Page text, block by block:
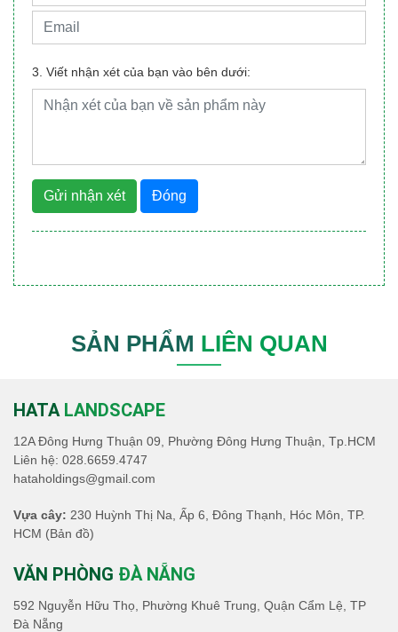
3. Viết nhận xét của bạn vào bên dưới:
Gửi nhận xét Đóng
SẢN PHẨM LIÊN QUAN
HATA LANDSCAPE
12A Đông Hưng Thuận 09, Phường Đông Hưng Thuận, Tp.HCM
Liên hệ: 028.6659.4747
hataholdings@gmail.com
Vựa cây: 230 Huỳnh Thị Na, Ấp 6, Đông Thạnh, Hóc Môn, TP.
HCM (Bản đồ)
VĂN PHÒNG ĐÀ NẴNG
592 Nguyễn Hữu Thọ, Phường Khuê Trung, Quận Cẩm Lệ, TP
Đà Nẵng